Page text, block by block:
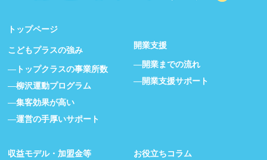
トップページ
こどもプラスの強み
トップクラスの事業所数
柳沢運動プログラム
集客効果が高い
運営の手厚いサポート
開業支援
開業までの流れ
開業支援サポート
収益モデル・加盟金等 お役立ちコラム